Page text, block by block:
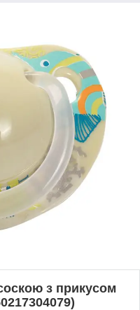
з прикусом